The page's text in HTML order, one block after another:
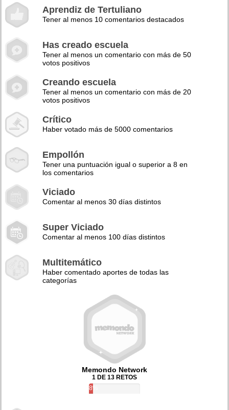
Aprendiz de Tertuliano
Tener al menos 10 comentarios destacados
Has creado escuela
Tener al menos un comentario con más de 50
votos positivos
Creando escuela
Tener al menos un comentario con más de 20
votos positivos
Crítico
Haber votado más de 5000 comentarios
Empollón
Tener una puntuación igual o superior a 8 en
los comentarios
Viciado
Comentar al menos 30 días distintos
Super Viciado
Comentar al menos 100 días distintos
Multitemático
Haber comentado aportes de todas las
categorías
Memondo Network
1 DE 13 RETOS
8%